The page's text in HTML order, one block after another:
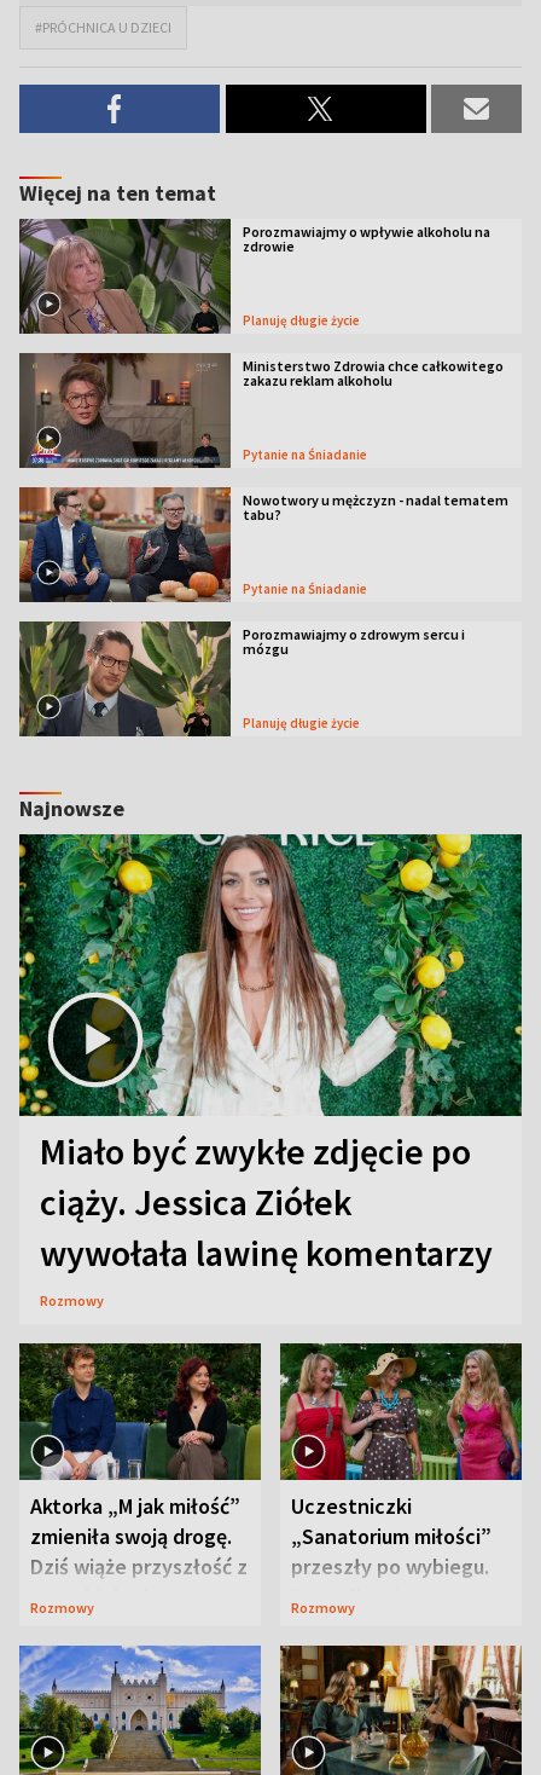
#PRÓCHNICA U DZIECI
Więcej na ten temat
Porozmawiajmy o wpływie alkoholu na
zdrowie
Planuję długie życie
Ministerstwo Zdrowia chce całkowitego
zakazu reklam alkoholu
Pytanie na Śniadanie
Nowotwory u mężczyzn - nadal tematem
tabu?
Pytanie na Śniadanie
Porozmawiajmy o zdrowym sercu i
mózgu
Planuję długie życie
Najnowsze
Miało być zwykłe zdjęcie po
ciąży. Jessica Ziółek
wywołała lawinę komentarzy
Rozmowy
Aktorka „M jak miłość”
zmieniła swoją drogę.
Dziś wiąże przyszłość z
neurobiologią
Rozmowy
Uczestniczki
„Sanatorium miłości”
przeszły po wybiegu.
Te stylizacje
Rozmowy